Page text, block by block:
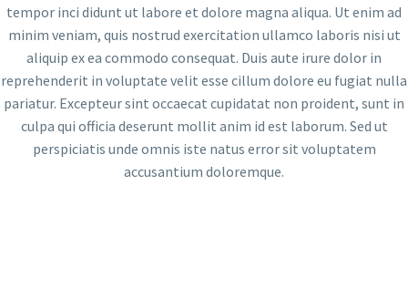
tempor inci didunt ut labore et dolore magna aliqua. Ut enim ad
minim veniam, quis nostrud exercitation ullamco laboris nisi ut
aliquip ex ea commodo consequat. Duis aute irure dolor in
reprehenderit in voluptate velit esse cillum dolore eu fugiat nulla
pariatur. Excepteur sint occaecat cupidatat non proident, sunt in
culpa qui officia deserunt mollit anim id est laborum. Sed ut
perspiciatis unde omnis iste natus error sit voluptatem
accusantium doloremque.